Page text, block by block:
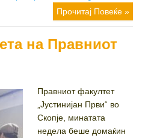
Прочитај Повеќе »
на Правниот
Правниот факултет
„Јустинијан Први“ во
Скопје, минатата
недела беше домаќин